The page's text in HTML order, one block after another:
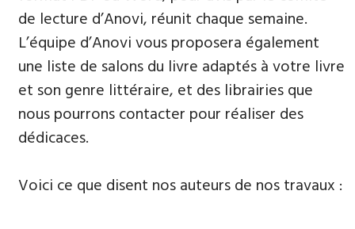
de lecture d’Anovi, réunit chaque semaine.
L’équipe d’Anovi vous proposera également
une liste de salons du livre adaptés à votre livre
et son genre littéraire, et des librairies que
nous pourrons contacter pour réaliser des
dédicaces.
Voici ce que disent nos auteurs de nos travaux :